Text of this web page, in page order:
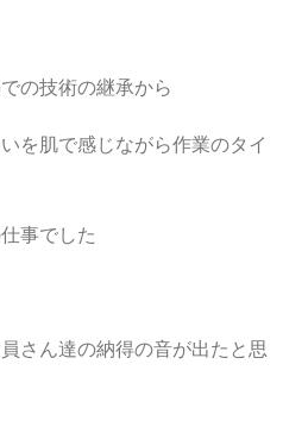
の技術の継承から
を肌で感じながら作業のタイ
事でした
さん達の納得の音が出たと思